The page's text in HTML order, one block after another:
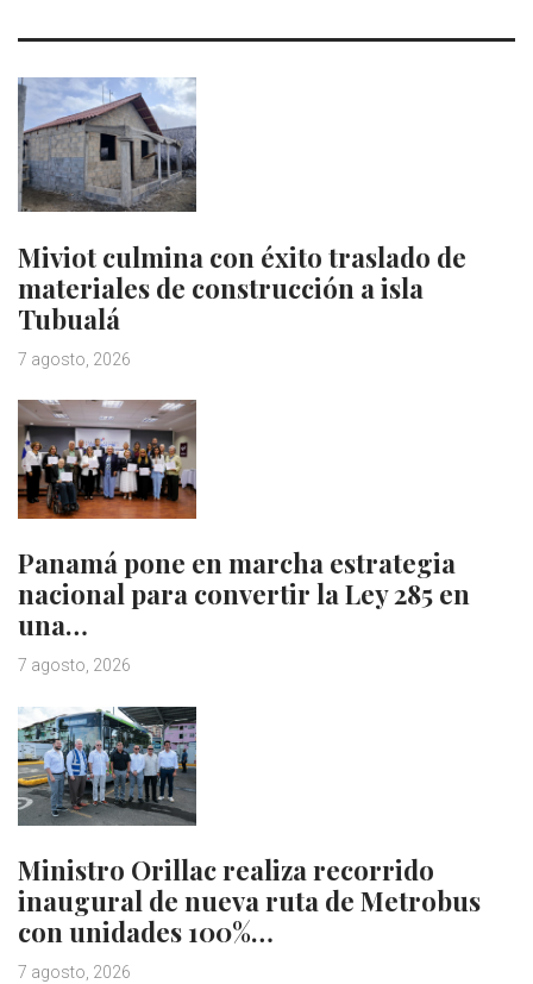
Miviot culmina con éxito traslado de
materiales de construcción a isla
Tubualá
7 agosto, 2026
Panamá pone en marcha estrategia
nacional para convertir la Ley 285 en
una…
7 agosto, 2026
Ministro Orillac realiza recorrido
inaugural de nueva ruta de Metrobus
con unidades 100%…
7 agosto, 2026